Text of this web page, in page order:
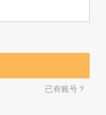
已有账号？